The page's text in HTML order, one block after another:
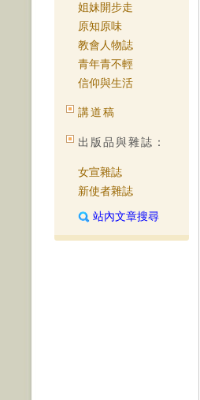
姐妹開步走
原知原味
教會人物誌
青年青不輕
信仰與生活
講道稿
出版品與雜誌：
女宣雜誌
新使者雜誌
站內文章搜尋